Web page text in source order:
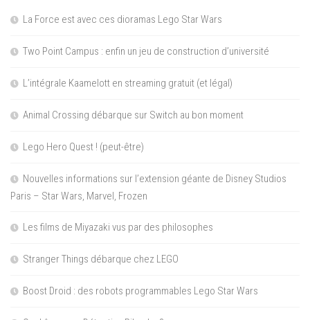
La Force est avec ces dioramas Lego Star Wars
Two Point Campus : enfin un jeu de construction d’université
L’intégrale Kaamelott en streaming gratuit (et légal)
Animal Crossing débarque sur Switch au bon moment
Lego Hero Quest ! (peut-être)
Nouvelles informations sur l’extension géante de Disney Studios
Paris – Star Wars, Marvel, Frozen
Les films de Miyazaki vus par des philosophes
Stranger Things débarque chez LEGO
Boost Droid : des robots programmables Lego Star Wars